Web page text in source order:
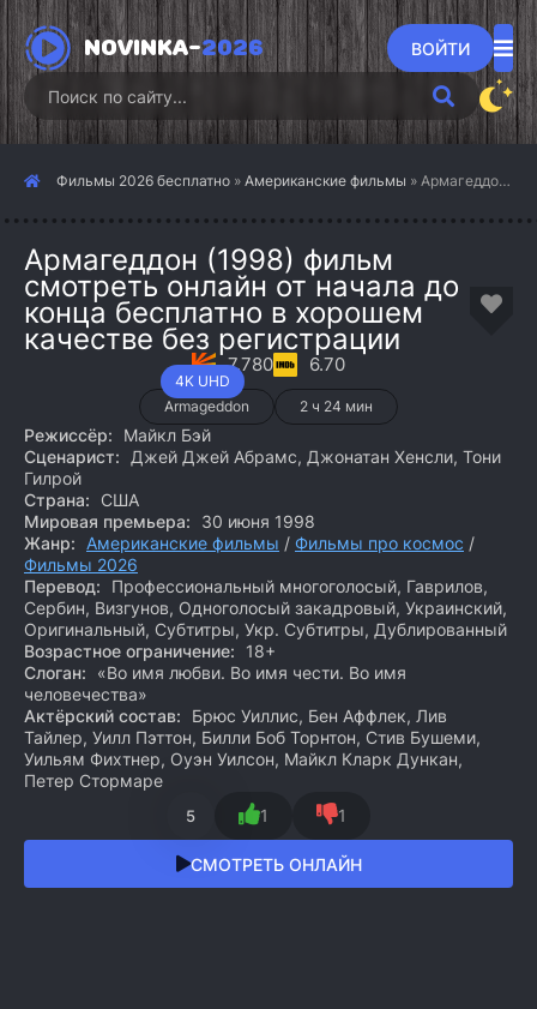
NOVINKA-2026 ВОЙТИ
Фильмы 2026 бесплатно » Американские фильмы » Армагеддон (1998)
Армагеддон (1998) фильм
смотреть онлайн от начала до
конца бесплатно в хорошем
качестве без регистрации
4K UHD
7.780 6.70
Armageddon 2 ч 24 мин
Режиссёр:
Майкл Бэй
Сценарист:
Джей Джей Абрамс, Джонатан Хенсли, Тони
Гилрой
Страна:
США
Мировая премьера:
30 июня 1998
Жанр:
Американские фильмы / Фильмы про космос /
Фильмы 2026
Перевод:
Профессиональный многоголосый, Гаврилов,
Сербин, Визгунов, Одноголосый закадровый, Украинский,
Оригинальный, Субтитры, Укр. Субтитры, Дублированный
Возрастное ограничение:
18+
Слоган:
«Во имя любви. Во имя чести. Во имя
человечества»
Актёрский состав:
Брюс Уиллис, Бен Аффлек, Лив
Тайлер, Уилл Пэттон, Билли Боб Торнтон, Стив Бушеми,
Уильям Фихтнер, Оуэн Уилсон, Майкл Кларк Дункан,
Петер Стормаре
5 1 1
СМОТРЕТЬ ОНЛАЙН